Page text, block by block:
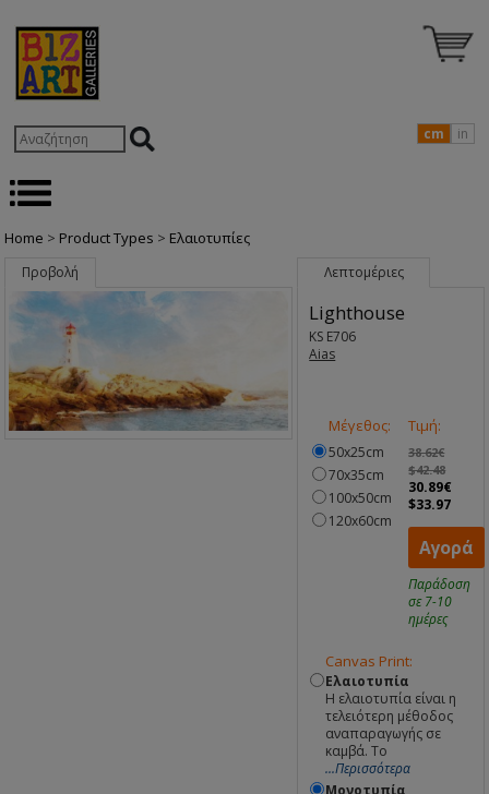
cm in
Home > Product Types > Ελαιοτυπίες
Προβολή Λεπτομέριες
Lighthouse
KS E706
Aias
Μέγεθος:
50x25cm
70x35cm
100x50cm
120x60cm
Τιμή:
38.62€
$42.48
30.89€
$33.97
Αγορά
Παράδοση
σε 7-10
ημέρες
Canvas Print:
Ελαιοτυπία
Η ελαιοτυπία είναι η
τελειότερη μέθοδος
αναπαραγωγής σε
καμβά. Το
...Περισσότερα